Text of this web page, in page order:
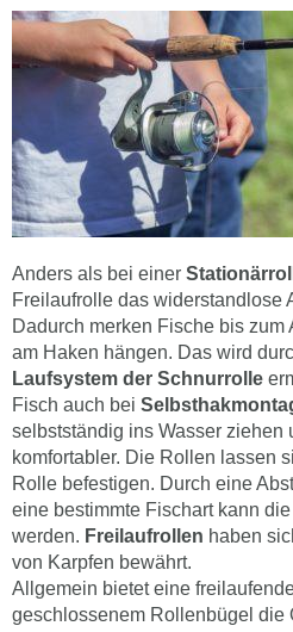
Anders als bei einer
Freilaufrolle das widerstandlose
Dadurch merken Fische bis
am Haken hängen. Das wird
Laufsystem der Schnurrolle
Fisch auch bei
selbstständig ins Wasser ziehen
komfortabler. Die Rollen lassen
Rolle befestigen. Durch eine
eine bestimmte Fischart kann
werden. Freilaufrollen haben
von Karpfen bewährt.
Allgemein bietet eine
geschlossenem Rollenbügel die